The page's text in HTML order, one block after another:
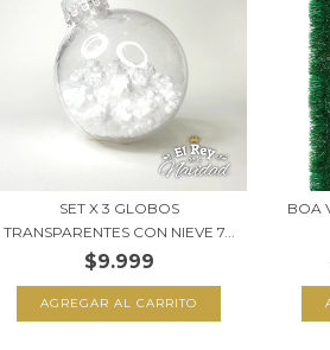
SET X 3 GLOBOS
TRANSPARENTES CON NIEVE 7...
$9.999
BOA